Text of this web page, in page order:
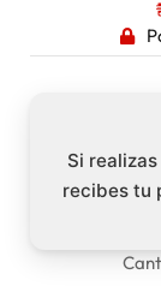
Si
recibes tu